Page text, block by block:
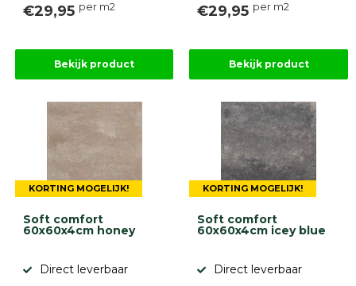
gebaseerd
ervaringen
€29,95 per m2
Bekijk product
€29,95 per m2
Bekijk product
KORTING MOGELIJK!
Soft comfort
60x60x4cm honey
Direct leverbaar
KORTING MOGELIJK!
Soft comfort
60x60x4cm icey blue
Direct leverbaar